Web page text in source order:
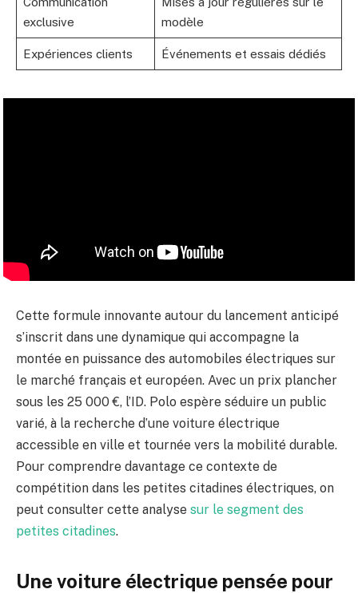
exclusive
modèle
Expériences clients Événements et essais dédiés
Cette formule innovante autour du lancement anticipé
s’inscrit dans une dynamique qui accompagne la
montée en puissance des automobiles électriques sur
le marché français et européen. Avec un prix plancher
sous les 25 000 €, l’ID. Polo espère séduire un public
varié, à la recherche d’une voiture électrique
accessible en ville et tournée vers la mobilité durable.
Pour comprendre davantage ce contexte de
compétition dans les petites citadines électriques, on
peut consulter cette analyse sur le segment des
petites citadines.
Une voiture électrique pensée pour